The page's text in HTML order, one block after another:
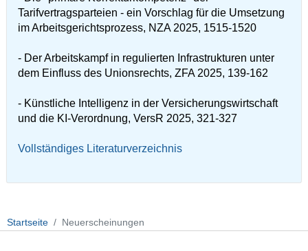
Tarifvertragsparteien - ein Vorschlag für die Umsetzung
im Arbeitsgerichtsprozess, NZA 2025, 1515-1520
- Der Arbeitskampf in regulierten Infrastrukturen unter
dem Einfluss des Unionsrechts, ZFA 2025, 139-162
- Künstliche Intelligenz in der Versicherungswirtschaft
und die KI-Verordnung, VersR 2025, 321-327
Vollständiges Literaturverzeichnis
Startseite Neuerscheinungen